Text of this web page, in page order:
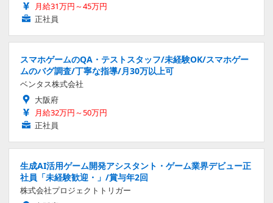
月給31万円～45万円
正社員
スマホゲームのQA・テストスタッフ/未経験OK/スマホゲー
ムのバグ調査/丁寧な指導/月30万以上可
ベンタス株式会社
大阪府
月給32万円～50万円
正社員
生成AI活用ゲーム開発アシスタント・ゲーム業界デビュー正
社員「未経験歓迎・」/賞与年2回
株式会社プロジェクトトリガー